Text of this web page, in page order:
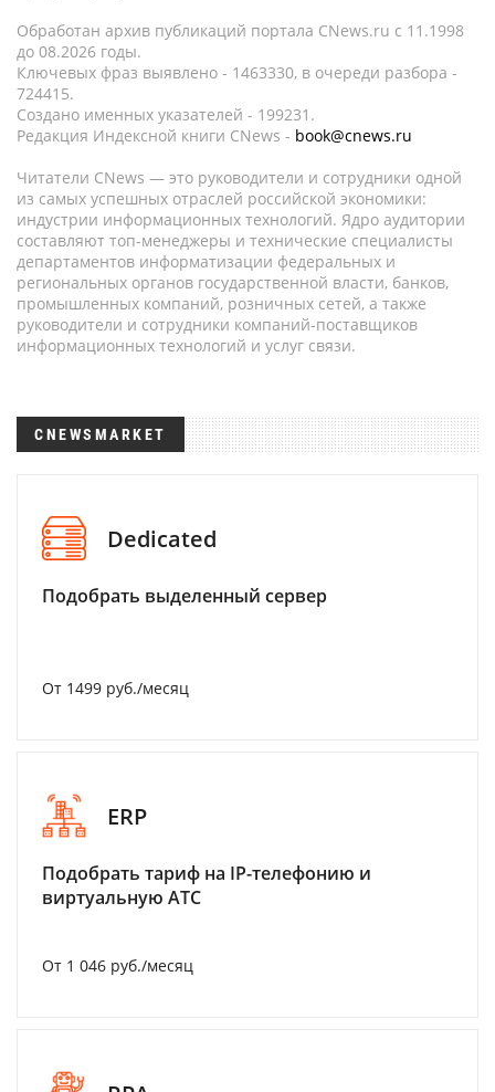
Обработан архив публикаций портала CNews.ru c 11.1998
до 08.2026 годы.
Ключевых фраз выявлено - 1463330, в очереди разбора -
724415.
Создано именных указателей - 199231.
Редакция Индексной книги CNews - book@cnews.ru
Читатели CNews — это руководители и сотрудники одной
из самых успешных отраслей российской экономики:
индустрии информационных технологий. Ядро аудитории
составляют топ-менеджеры и технические специалисты
департаментов информатизации федеральных и
региональных органов государственной власти, банков,
промышленных компаний, розничных сетей, а также
руководители и сотрудники компаний-поставщиков
информационных технологий и услуг связи.
CNEWSMARKET
Dedicated
Подобрать выделенный сервер
От 1499 руб./месяц
ERP
Подобрать тариф на IP-телефонию и
виртуальную АТС
От 1 046 руб./месяц